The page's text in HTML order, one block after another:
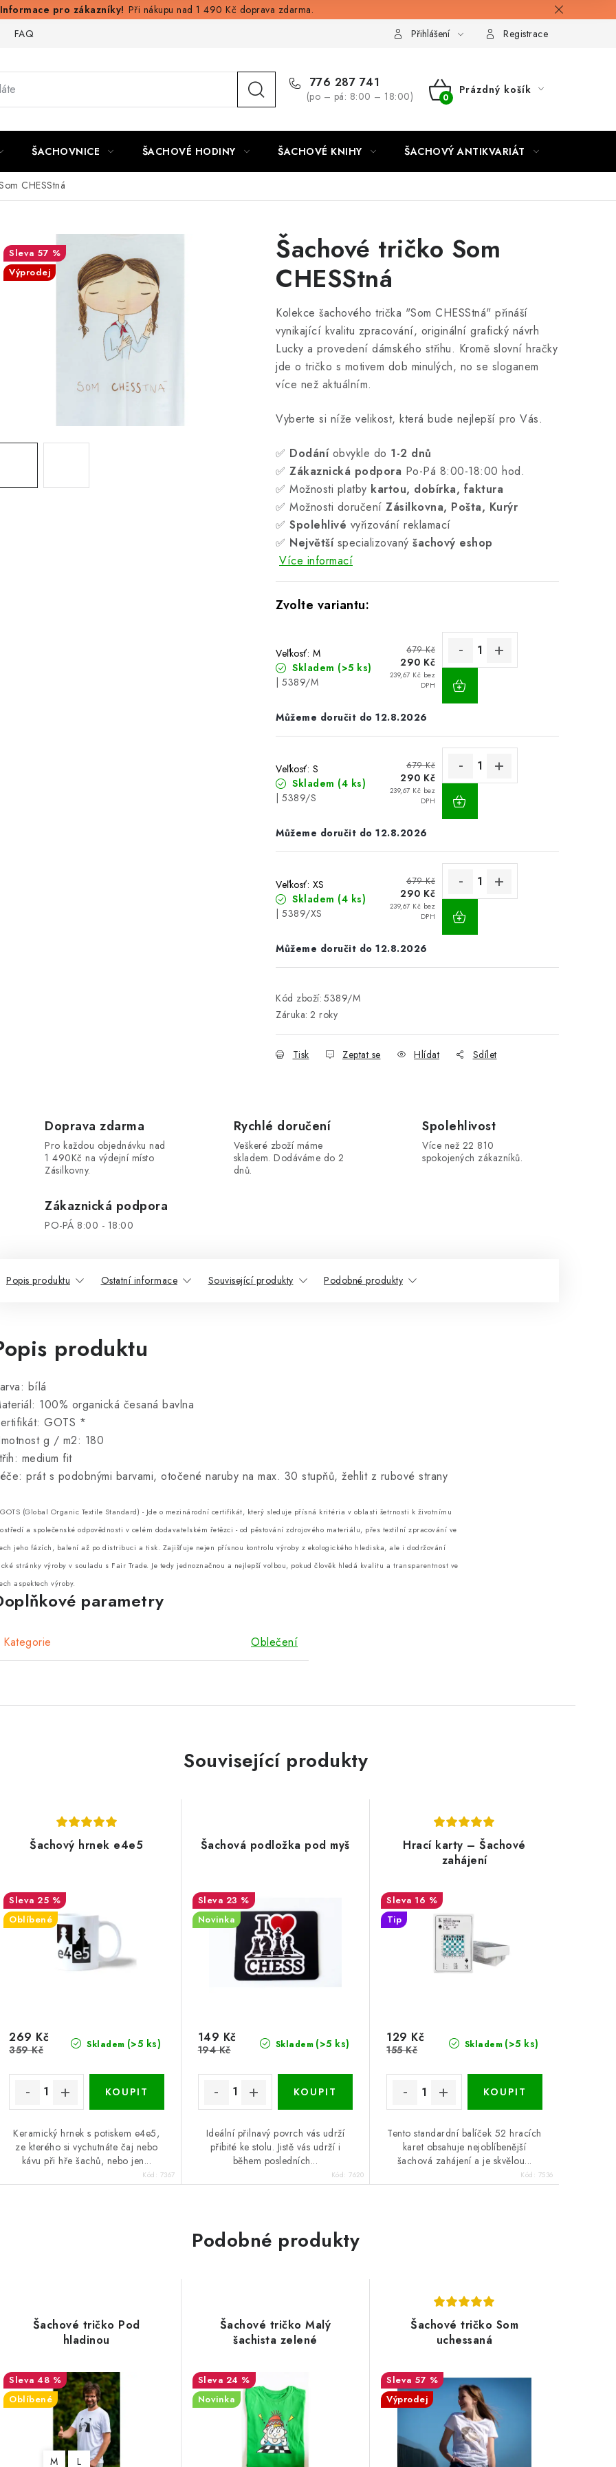
Při nákupu nad 1 490 Kč doprava zdarma.
FAQ Přihlášení Registrace
776 287 741
(po – pá: 8:00 – 18:00)
NÁKUPNÍ
Prázdný košík
ŠACHOVNICE ŠACHOVÉ HODINY ŠACHOVÉ KNIHY ŠACHOVÝ ANTIKVARIÁT
CHESStná
Šachové tričko Som
CHESStná
Kolekce šachového trička "Som CHESStná" přináší
vynikající kvalitu zpracování, originální grafický návrh
Lucky a provedení dámského střihu. Kromě slovní hračky
jde o tričko s motivem dob minulých, no se sloganem
více než aktuálním.
Vyberte si níže velikost, která bude nejlepší pro Vás.
✅ Dodáníobvykle do 1-2 dnů
✅ Zákaznická podpora Po-Pá 8:00-18:00 hod.
✅ Možnosti platby kartou, dobírka, faktura
✅ Možnosti doručení Zásilkovna, Pošta, Kurýr
✅ Spolehlivé vyřizování reklamací
✅ Největšíspecializovaný šachový eshop
Více informací
Veľkosť: M
Skladem (>5 ks)
| 5389/M
679 Kč
290 Kč
239,67 Kč bez
DPH
12.8.2026
Veľkosť: S
Skladem (4 ks)
| 5389/S
679 Kč
290 Kč
239,67 Kč bez
DPH
12.8.2026
Veľkosť: XS
Skladem (4 ks)
| 5389/XS
679 Kč
290 Kč
239,67 Kč bez
DPH
12.8.2026
Kód zboží: 5389/M
Záruka: 2 roky
Tisk Zeptat se Hlídat Sdílet
57 %
Výprodej
Doprava zdarma
Pro každou objednávku nad
1 490Kč na výdejní místo
Zásilkovny.
Rychlé doručení
Veškeré zboží máme
skladem. Dodáváme do 2
dnů.
Spolehlivost
Více než 22 810
spokojených zákazníků.
Zákaznická podpora
PO-PÁ 8:00 - 18:00
Popis produktu Ostatní informace Související produkty Podobné produkty
produktu
bílá
100% organická česaná bavlna
GOTS *
g / m2: 180
medium fit
prát s podobnými barvami, otočené naruby na max. 30 stupňů, žehlit z rubové strany
(Global Organic Textile Standard) - Jde o mezinárodní certifikát, který sleduje přísná kritéria v oblasti šetrnosti k životnímu
a společenské odpovědnosti v celém dodavatelském řetězci - od pěstování zdrojového materiálu, přes textilní zpracování ve
jeho fázích, balení až po distribuci a tisk. Zajišťuje nejen přísnou kontrolu výroby z ekologického hlediska, ale i dodržování
stránky výroby v souladu s Fair Trade. Je tedy jednoznačnou a nejlepší volbou, pokud člověk hledá kvalitu a transparentnost ve
aspektech výroby.
parametry
Kategorie Oblečení
Související produkty
Šachový hrnek e4e5
25 %
Oblíbené
Skladem (>5 ks)
269 Kč
359 Kč
Keramický hrnek s potiskem e4e5,
ze kterého si vychutnáte čaj nebo
kávu při hře šachů, nebo jen...
Kód: 7367
Šachová podložka pod myš
23 %
Novinka
Skladem (>5 ks)
149 Kč
194 Kč
Ideální přilnavý povrch vás udrží
přibité ke stolu. Jistě vás udrží i
během posledních...
Kód:7620
Hrací karty – Šachové
zahájení
16 %
Tip
Skladem (>5 ks)
129 Kč
155 Kč
Tento standardní balíček 52 hracích
karet obsahuje nejoblíbenější
šachová zahájení a je skvělou...
Kód: 7536
Podobné produkty
Šachové tričko Pod
hladinou
48 %
Oblíbené
M L
Šachové tričko Malý
šachista zelené
24 %
Novinka
Šachové tričko Som
uchessaná
57 %
Výprodej